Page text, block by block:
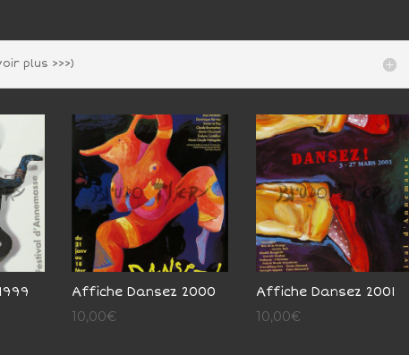
plus >>>)
Affiche Dansez 2000
10,00€
Affiche Dansez 2001
10,00€